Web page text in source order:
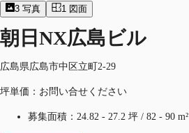
3 写真 1 図面
朝日NX広島ビル
広島県広島市中区立町2-29
坪単価：お問い合せください
募集面積： 24.82 - 27.2 坪 / 82 - 90 m²